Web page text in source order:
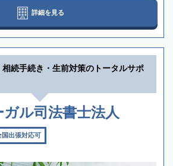
詳細を見る
相続手続き・生前対策のトータルサポ
ル司法書士法人
国出張対応可